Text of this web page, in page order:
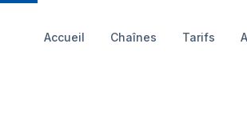
Accueil Chaînes Tarifs